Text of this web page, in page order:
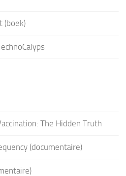
(boek)
The Hidden Truth
(documentaire)